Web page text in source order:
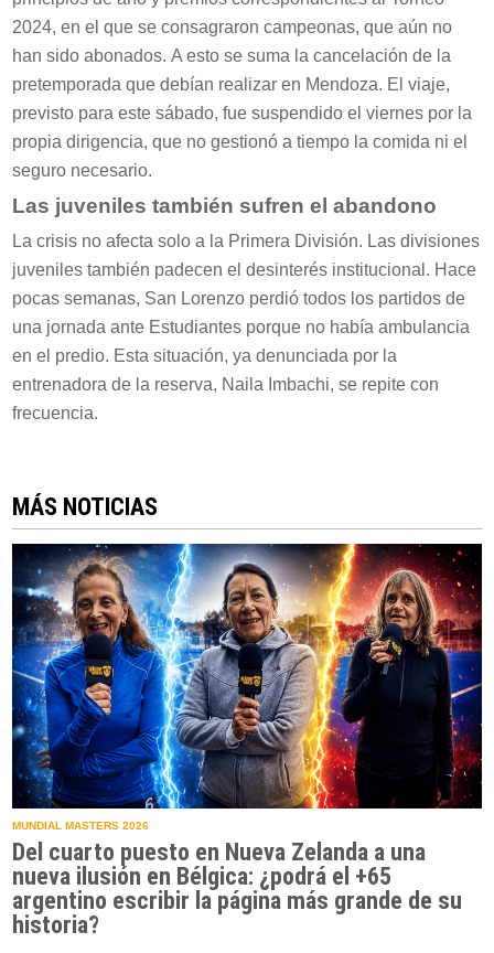
2024, en el que se consagraron campeonas, que aún no
han sido abonados. A esto se suma la cancelación de la
pretemporada que debían realizar en Mendoza. El viaje,
previsto para este sábado, fue suspendido el viernes por la
propia dirigencia, que no gestionó a tiempo la comida ni el
seguro necesario.
Las juveniles también sufren el abandono
La crisis no afecta solo a la Primera División. Las divisiones
juveniles también padecen el desinterés institucional. Hace
pocas semanas, San Lorenzo perdió todos los partidos de
una jornada ante Estudiantes porque no había ambulancia
en el predio. Esta situación, ya denunciada por la
entrenadora de la reserva, Naila Imbachi, se repite con
frecuencia.
MÁS NOTICIAS
MUNDIAL MASTERS 2026
Del cuarto puesto en Nueva Zelanda a una
nueva ilusión en Bélgica: ¿podrá el +65
argentino escribir la página más grande de su
historia?